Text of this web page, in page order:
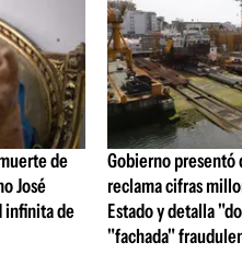
de
José
infinita de
Gobierno presentó
reclama cifras
Estado y detalla
"fachada"